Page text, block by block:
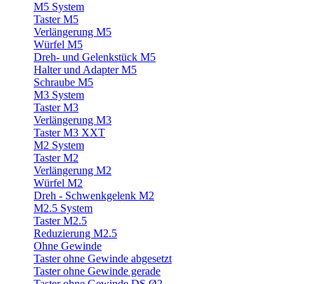
M5 System
Taster M5
Verlängerung M5
Würfel M5
Dreh- und Gelenkstück M5
Halter und Adapter M5
Schraube M5
M3 System
Taster M3
Verlängerung M3
Taster M3 XXT
M2 System
Taster M2
Verlängerung M2
Würfel M2
Dreh - Schwenkgelenk M2
M2.5 System
Taster M2.5
Reduzierung M2.5
Ohne Gewinde
Taster ohne Gewinde abgesetzt
Taster ohne Gewinde gerade